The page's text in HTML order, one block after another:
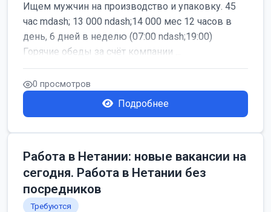
Ищем мужчин на производство и упаковку. 45
час mdash; 13 000 ndash;14 000 мес 12 часов в
день, 6 дней в неделю (07:00 ndash;19:00)
Горячие обеды за счёт компании ...
0 просмотров
Подробнее
Работа в Нетании: новые вакансии на
сегодня. Работа в Нетании без
посредников
Требуются